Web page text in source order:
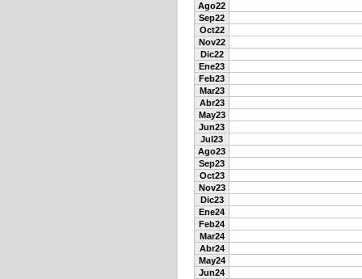
Ago22
Sep22
Oct22
Nov22
Dic22
Ene23
Feb23
Mar23
Abr23
May23
Jun23
Jul23
Ago23
Sep23
Oct23
Nov23
Dic23
Ene24
Feb24
Mar24
Abr24
May24
Jun24